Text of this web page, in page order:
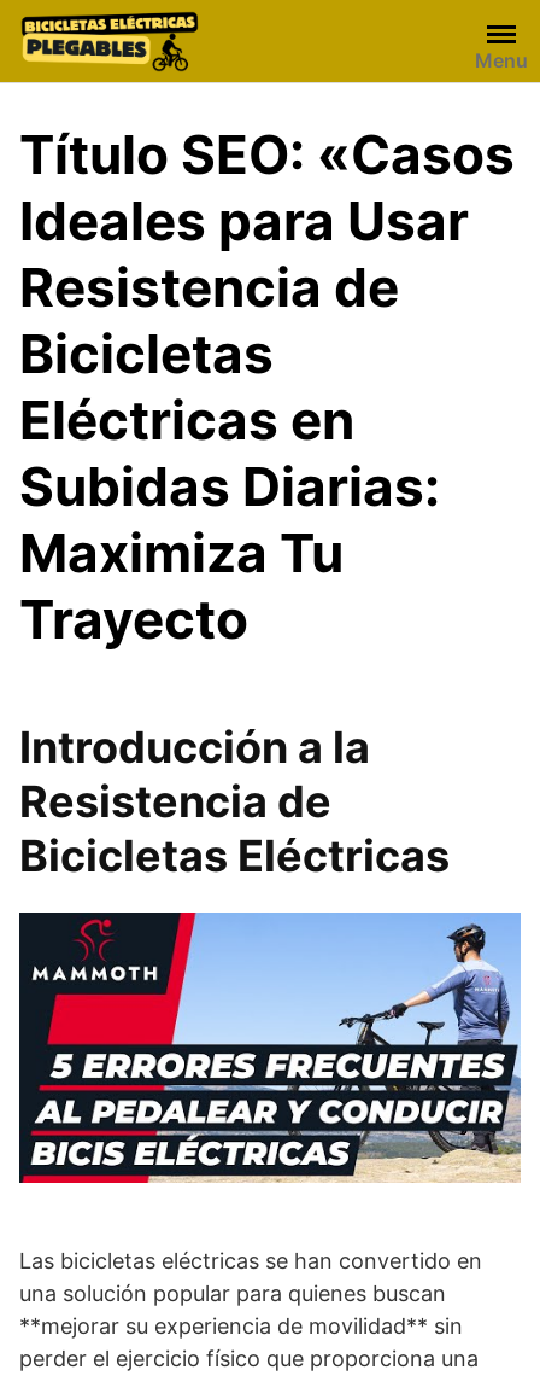
Skip
Menu
Título SEO: «Casos
Ideales para Usar
Resistencia de
Bicicletas
Eléctricas en
Subidas Diarias:
Maximiza Tu
Trayecto
Introducción a la
Resistencia de
Bicicletas Eléctricas
Las bicicletas eléctricas se han convertido en
una solución popular para quienes buscan
**mejorar su experiencia de movilidad** sin
perder el ejercicio físico que proporciona una